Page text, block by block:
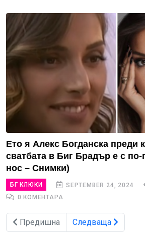
Ето я Алекс Богданска преди
сватбата в Биг Брадър е с
нос – Снимки)
БГ КЛЮКИ SEPTEMBER 24, 2024
0 КОМЕНТАРА
Предишна Следваща